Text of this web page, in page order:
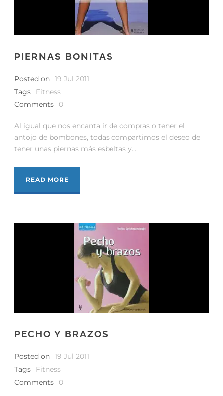
PIERNAS BONITAS
Posted on 19 Jul 2011
Tags
Fitness
Comments
0
Al igual que nos encanta ir de compras o tener el
antojo de bombones, todas compartimos el deseo de
tener unas piernas más esbeltas y...
READ MORE
PECHO Y BRAZOS
Posted on 19 Jul 2011
Tags
Fitness
Comments
0